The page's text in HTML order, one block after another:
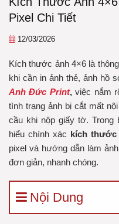
Pixel Chi Tiết
12/03/2026
Kích thước ảnh 4×6 là
khi cần in ảnh thẻ, ảnh hồ
Anh Đức Print,việc nắm
tình trạng ảnh bị cắt mất
cầu khi nộp giấy tờ. Trong
hiểu chính xác kích thước
pixel và hướng dẫn làm
đơn giản, nhanh chóng.
Nội Dung